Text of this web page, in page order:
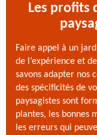
Les profits
Faire appel à un
de l’expérience et
savons adapter nos
des spécificités de
paysagistes sont
plantes, les bonnes
les erreurs qui